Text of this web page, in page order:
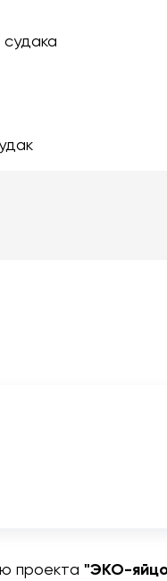
проекта "ЭКО-